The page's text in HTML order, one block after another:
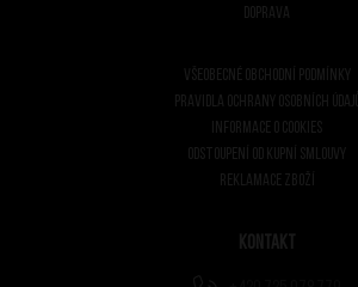
Doprava
Všeobecné obchodní podmínky
Pravidla ochrany osobních údajů
Informace o cookies
Odstoupení od kupní smlouvy
Reklamace zboží
Kontakt